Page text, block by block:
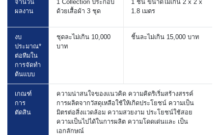
จำนวน
ผลงาน
1 Collection ประกอบ
ด้วยเสื้อผ้า 3 ชุด
1 ชิ้น ขนาดไม่เกิน 2 x 2 x
1.8 เมตร
งบ
ประมาณ*
ต่อทีมใน
การจัดทำ
ต้นแบบ
ชุดละไม่เกิน 10,000
บาท
ชิ้นละไม่เกิน 15,000 บาท
เกณฑ์
การ
ตัดสิน
ความน่าสนใจของแนวคิด ความคิดริเริ่มสร้างสรรค์
การผลิตจากวัสดุเหลือใช้ให้เกิดประโยชน์ ความเป็น
มิตรต่อสิ่งแวดล้อม ความสวยงาม ประโยชน์ใช้สอย
ความเป็นไปได้ในการผลิต ความโดดเด่นและ เป็น
เอกลักษณ์